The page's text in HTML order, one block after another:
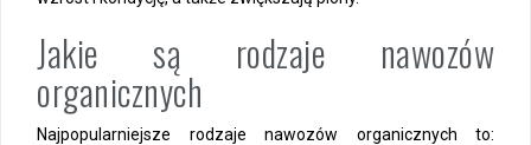
Jakie są rodzaje nawozów
organicznych
Najpopularniejsze rodzaje nawozów organicznych to: